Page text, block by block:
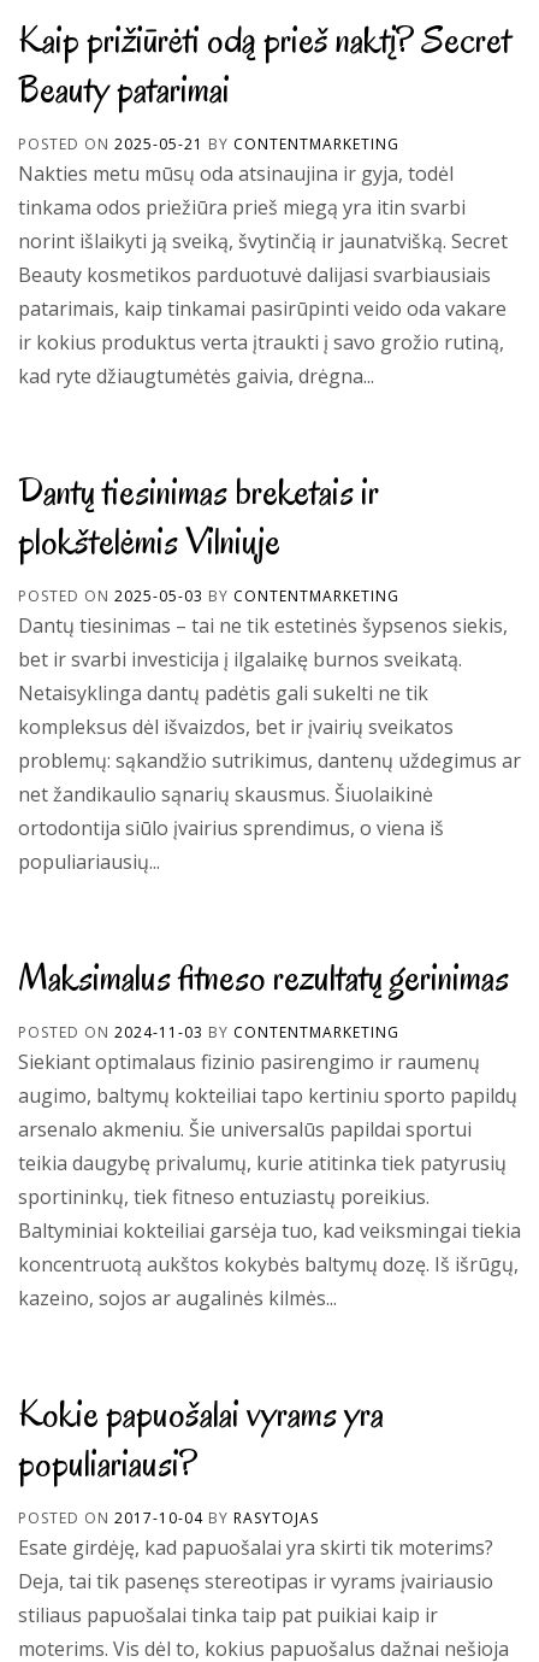
Kaip prižiūrėti odą prieš naktį? Secret
Beauty patarimai
POSTED ON 2025-05-21 BY CONTENTMARKETING
Nakties metu mūsų oda atsinaujina ir gyja, todėl
tinkama odos priežiūra prieš miegą yra itin svarbi
norint išlaikyti ją sveiką, švytinčią ir jaunatvišką. Secret
Beauty kosmetikos parduotuvė dalijasi svarbiausiais
patarimais, kaip tinkamai pasirūpinti veido oda vakare
ir kokius produktus verta įtraukti į savo grožio rutiną,
kad ryte džiaugtumėtės gaivia, drėgna...
Dantų tiesinimas breketais ir
plokštelėmis Vilniuje
POSTED ON 2025-05-03 BY CONTENTMARKETING
Dantų tiesinimas – tai ne tik estetinės šypsenos siekis,
bet ir svarbi investicija į ilgalaikę burnos sveikatą.
Netaisyklinga dantų padėtis gali sukelti ne tik
kompleksus dėl išvaizdos, bet ir įvairių sveikatos
problemų: sąkandžio sutrikimus, dantenų uždegimus ar
net žandikaulio sąnarių skausmus. Šiuolaikinė
ortodontija siūlo įvairius sprendimus, o viena iš
populiariausių...
Maksimalus fitneso rezultatų gerinimas
POSTED ON 2024-11-03 BY CONTENTMARKETING
Siekiant optimalaus fizinio pasirengimo ir raumenų
augimo, baltymų kokteiliai tapo kertiniu sporto papildų
arsenalo akmeniu. Šie universalūs papildai sportui
teikia daugybę privalumų, kurie atitinka tiek patyrusių
sportininkų, tiek fitneso entuziastų poreikius.
Baltyminiai kokteiliai garsėja tuo, kad veiksmingai tiekia
koncentruotą aukštos kokybės baltymų dozę. Iš išrūgų,
kazeino, sojos ar augalinės kilmės...
Kokie papuošalai vyrams yra
populiariausi?
POSTED ON 2017-10-04 BY RASYTOJAS
Esate girdėję, kad papuošalai yra skirti tik moterims?
Deja, tai tik pasenęs stereotipas ir vyrams įvairiausio
stiliaus papuošalai tinka taip pat puikiai kaip ir
moterims. Vis dėl to, kokius papuošalus dažnai nešioja